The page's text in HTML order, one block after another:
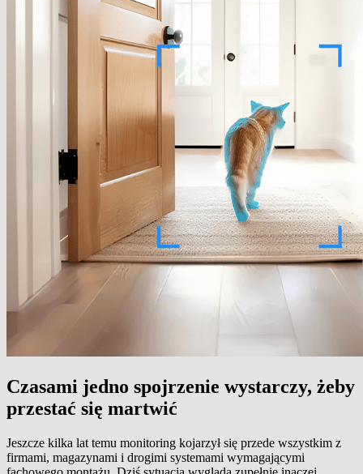
Czasami jedno spojrzenie wystarczy, żeby
przestać się martwić
Jeszcze kilka lat temu monitoring kojarzył się przede wszystkim z
firmami, magazynami i drogimi systemami wymagającymi